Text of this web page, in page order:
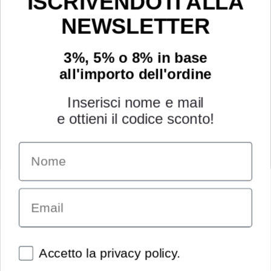
INFORMAZIONI
Chi siamo
Condizioni generali
Garanzia
Richiesta assistenza tecnica
Pagamenti e spedizioni
NEWSLETTER
3%, 5% o 8% in base
all'importo dell'ordine
Inserisci nome e mail
e ottieni il codice sconto!
Name
Email
Spunte obbligatorie
Accetto la privacy policy.